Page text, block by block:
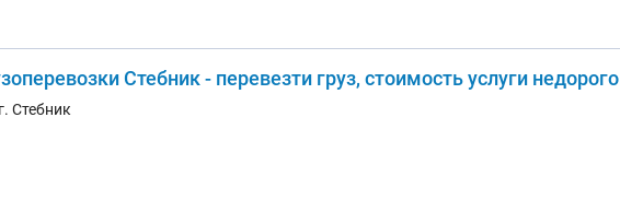
Стебник - перевезти груз, стоимость услуги недорого
г. Стебник